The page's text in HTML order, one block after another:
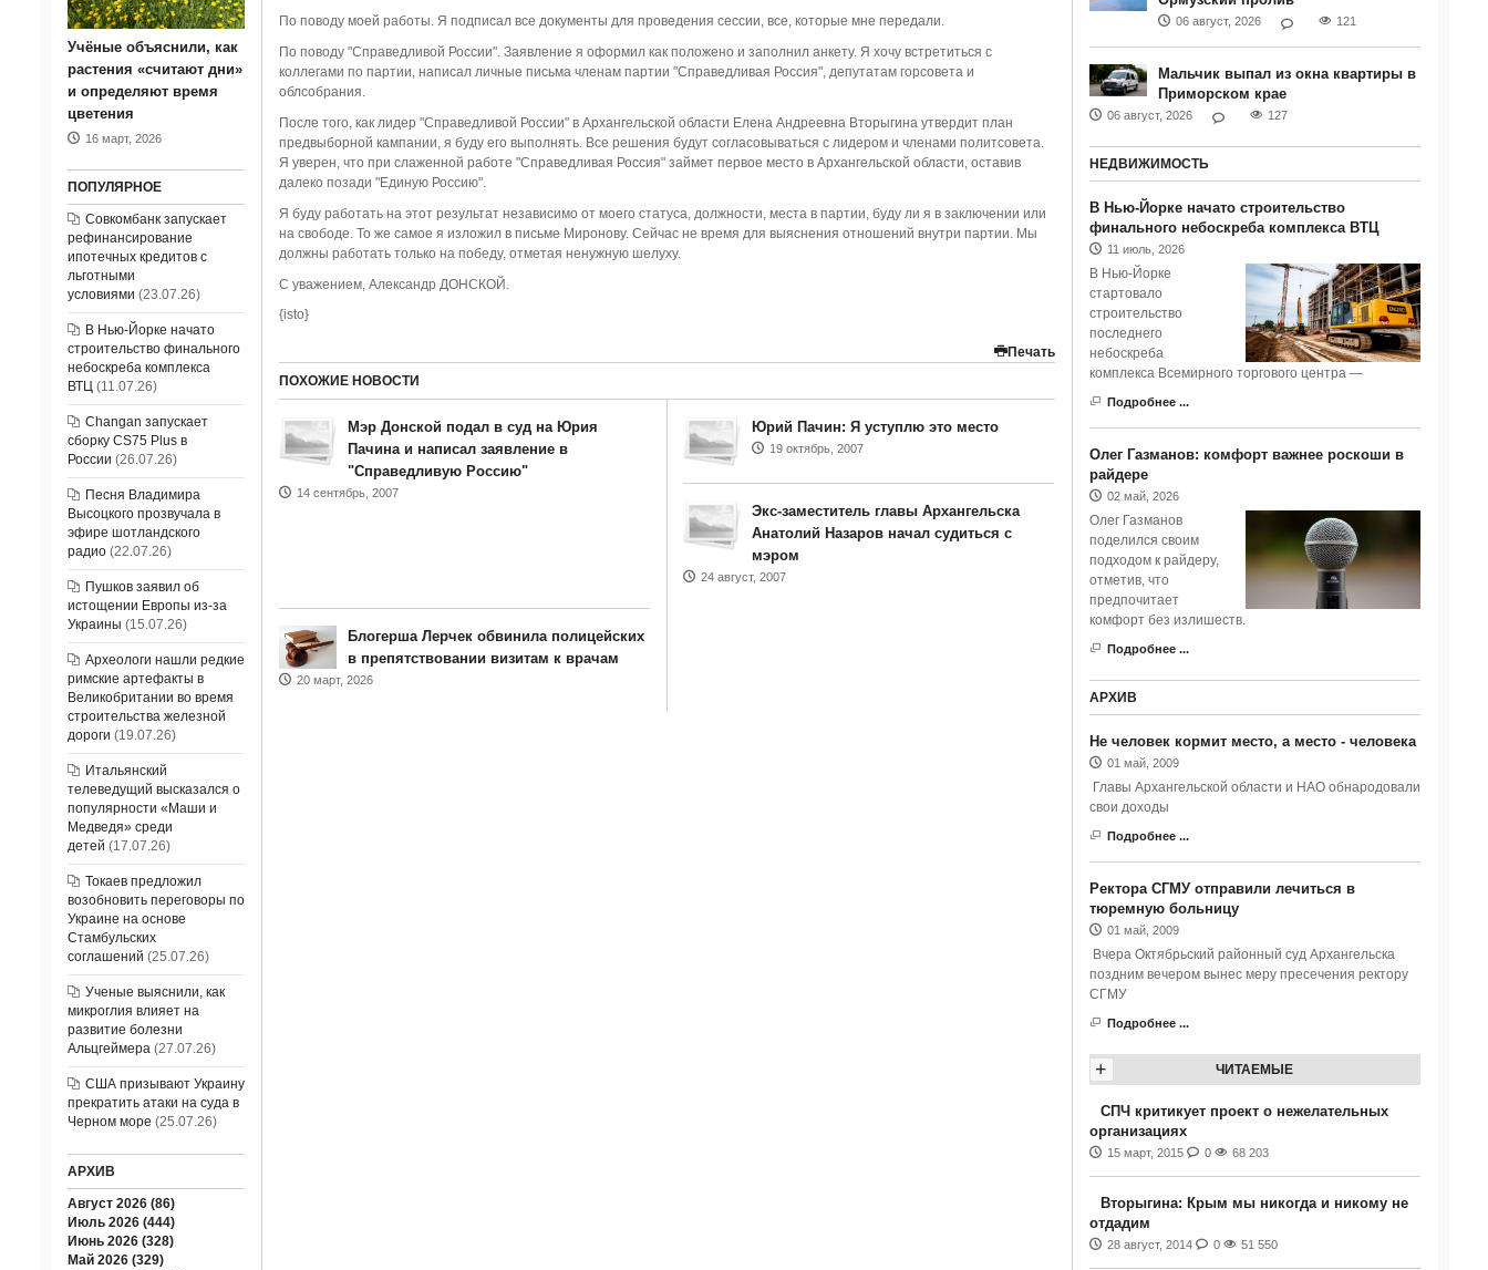
По поводу моей работы. Я подписал все документы для проведения сессии, все, которые мне передали.
По поводу "Справедливой России". Заявление я оформил как положено и заполнил анкету. Я хочу встретиться с
коллегами по партии, написал личные письма членам партии "Справедливая Россия", депутатам горсовета и
облсобрания.
После того, как лидер "Справедливой России" в Архангельской области Елена Андреевна Вторыгина утвердит план
предвыборной кампании, я буду его выполнять. Все решения будут согласовываться с лидером и членами политсовета.
Я уверен, что при слаженной работе "Справедливая Россия" займет первое место в Архангельской области, оставив
далеко позади "Единую Россию".
Я буду работать на этот результат независимо от моего статуса, должности, места в партии, буду ли я в заключении или
на свободе. То же самое я изложил в письме Миронову. Сейчас не время для выяснения отношений внутри партии. Мы
должны работать только на победу, отметая ненужную шелуху.
С уважением, Александр ДОНСКОЙ.
{isto}
Печать
ПОХОЖИЕ НОВОСТИ
Мэр Донской подал в суд на Юрия
Пачина и написал заявление в
"Справедливую Россию"
14 сентябрь, 2007
Юрий Пачин: Я уступлю это место
19 октябрь, 2007
Экс-заместитель главы Архангельска
Анатолий Назаров начал судиться с
мэром
24 август, 2007
Блогерша Лерчек обвинила полицейских
в препятствовании визитам к врачам
20 март, 2026
06 август, 2026 121
Мальчик выпал из окна квартиры в
Приморском крае
06 август, 2026 127
НЕДВИЖИМОСТЬ
В Нью-Йорке начато строительство
финального небоскреба комплекса ВТЦ
11 июль, 2026
В Нью-Йорке
стартовало
строительство
последнего
небоскреба
комплекса Всемирного торгового центра —
Подробнее ...
Олег Газманов: комфорт важнее роскоши в
райдере
02 май, 2026
Олег Газманов
поделился своим
подходом к райдеру,
отметив, что
предпочитает
комфорт без излишеств.
Подробнее ...
АРХИВ
Не человек кормит место, а место - человека
01 май, 2009
Главы Архангельской области и НАО обнародовали
свои доходы
Подробнее ...
Ректора СГМУ отправили лечиться в
тюремную больницу
01 май, 2009
Вчера Октябрьский районный суд Архангельска
поздним вечером вынес меру пресечения ректору
СГМУ
Подробнее ...
ЧИТАЕМЫЕ
+
СПЧ критикует проект о нежелательных
организациях
15 март, 2015 0 68 203
Вторыгина: Крым мы никогда и никому не
отдадим
28 август, 2014 0 51 550
Учёные объяснили, как
растения «считают дни»
и определяют время
цветения
16 март, 2026
ПОПУЛЯРНОЕ
Совкомбанк запускает
рефинансирование
ипотечных кредитов с
льготными
условиями (23.07.26)
В Нью-Йорке начато
строительство финального
небоскреба комплекса
ВТЦ(11.07.26)
Changan запускает
сборку CS75 Plus в
России (26.07.26)
Песня Владимира
Высоцкого прозвучала в
эфире шотландского
радио(22.07.26)
Пушков заявил об
истощении Европы из-за
Украины (15.07.26)
Археологи нашли редкие
римские артефакты в
Великобритании во время
строительства железной
дороги (19.07.26)
Итальянский
телеведущий высказался о
популярности «Маши и
Медведя» среди
детей (17.07.26)
Токаев предложил
возобновить переговоры по
Украине на основе
Стамбульских
соглашений (25.07.26)
Ученые выяснили, как
микроглия влияет на
развитие болезни
Альцгеймера(27.07.26)
США призывают Украину
прекратить атаки на суда в
Черном море (25.07.26)
АРХИВ
Август 2026 (86)
Июль 2026 (444)
Июнь 2026 (328)
Май 2026 (329)